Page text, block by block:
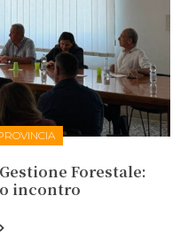
Forestale:
incontro